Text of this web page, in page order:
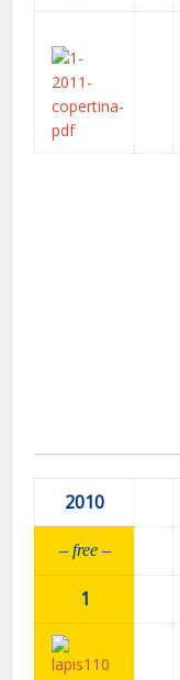
2010
– free –
1